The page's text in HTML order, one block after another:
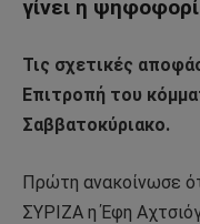
γίνει η
Τις σχετικές
Επιτροπή του
Σαββατοκύριακο.
Πρώτη ανακοίνωσε
ΣΥΡΙΖΑ η Έφη